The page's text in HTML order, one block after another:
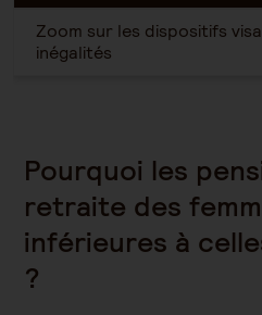
Zoom sur les dispositifs
inégalités
Pourquoi les
retraite des
inférieures à
?